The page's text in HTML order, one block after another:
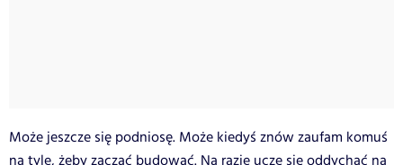
Może jeszcze się podniosę. Może kiedyś znów zaufam komuś
na tyle, żeby zacząć budować. Na razie uczę się oddychać na